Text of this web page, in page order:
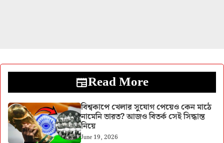
Read More
বিশ্বকাপে খেলার সুযোগ পেয়েও কেন মাঠে
নামেনি ভারত? আজও বিতর্ক সেই সিদ্ধান্ত
নিয়ে
June 19, 2026